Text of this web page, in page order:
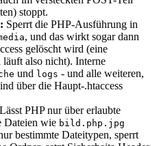
stoppt.
Sperrt die PHP-Ausführung in
, und das wirkt sogar dann
gelöscht wird (eine
läuft also nicht). Interne
und logs - und alle weiteren,
über die Haupt-.htaccess
Lässt PHP nur über erlaubte
Dateien wie bild.php.jpg
bestimmte Dateitypen, sperrt